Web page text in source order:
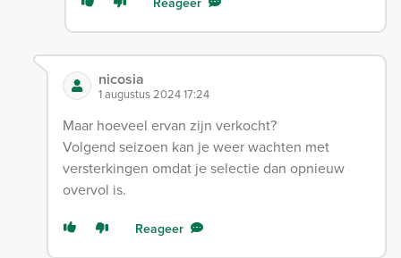
nicosia
1 augustus 2024 17:24
Maar hoeveel ervan zijn verkocht?
Volgend seizoen kan je weer wachten met
versterkingen omdat je selectie dan opnieuw
overvol is.
Reageer